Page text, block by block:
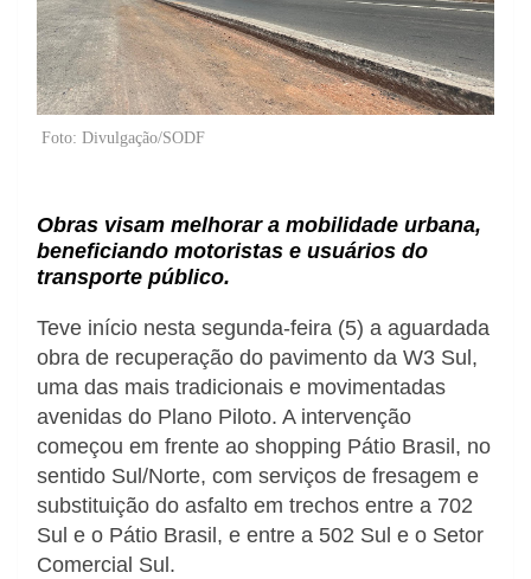
Foto: Divulgação/SODF
Obras visam melhorar a mobilidade urbana,
beneficiando motoristas e usuários do
transporte público.
Teve início nesta segunda-feira (5) a aguardada
obra de recuperação do pavimento da W3 Sul,
uma das mais tradicionais e movimentadas
avenidas do Plano Piloto. A intervenção
começou em frente ao shopping Pátio Brasil, no
sentido Sul/Norte, com serviços de fresagem e
substituição do asfalto em trechos entre a 702
Sul e o Pátio Brasil, e entre a 502 Sul e o Setor
Comercial Sul.